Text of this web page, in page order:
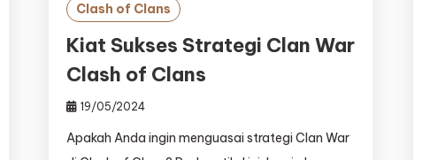
Clash of Clans
Kiat Sukses Strategi Clan War
Clash of Clans
19/05/2024
Apakah Anda ingin menguasai strategi Clan War